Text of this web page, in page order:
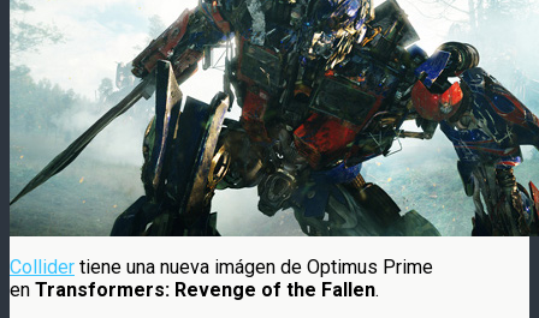
Collider tiene una nueva imágen de Optimus Prime
en Transformers: Revenge of the Fallen.